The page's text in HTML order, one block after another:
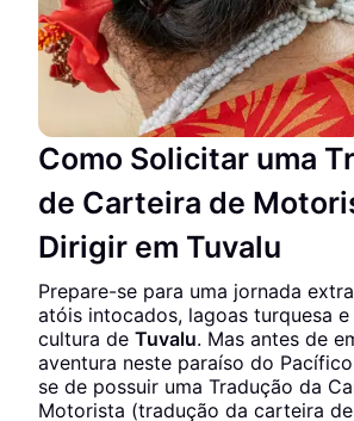
Como Solicitar uma
de Carteira de
Dirigir em Tuvalu
Prepare-se para uma jornada
atóis intocados, lagoas turquesa
cultura de Tuvalu. Mas antes de
aventura neste paraíso do
se de possuir uma Tradução da
Motorista (tradução da carteira